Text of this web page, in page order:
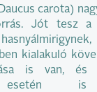
carota)
Jót tesz a
kialakuló
is van, és
esetén